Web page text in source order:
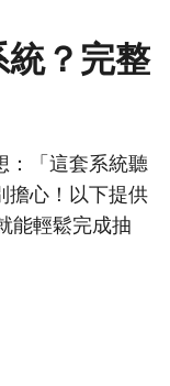
？完整
：「這套系統聽
擔心！以下提供
能輕鬆完成抽